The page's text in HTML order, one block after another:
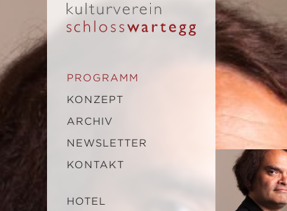
PROGRAMM
KONZEPT
ARCHIV
NEWSLETTER
KONTAKT
HOTEL